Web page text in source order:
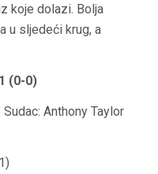
koje dolazi. Bolja
u sljedeći krug, a
(0-0)
Sudac: Anthony Taylor